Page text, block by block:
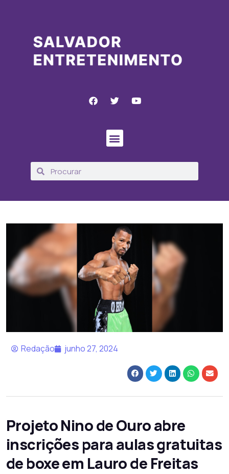
Redação junho 27, 2024
Projeto Nino de Ouro abre
inscrições para aulas gratuitas
de boxe em Lauro de Freitas